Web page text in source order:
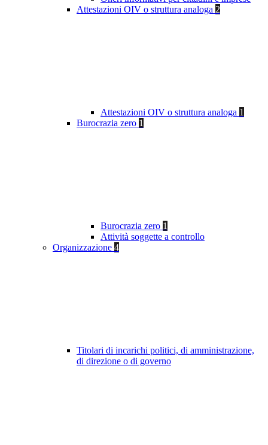
Attestazioni OIV o struttura analoga 2
Attestazioni OIV o struttura analoga 1
Burocrazia zero 1
Burocrazia zero 1
Attività soggette a controllo
Organizzazione 4
Titolari di incarichi politici, di amministrazione,
di direzione o di governo